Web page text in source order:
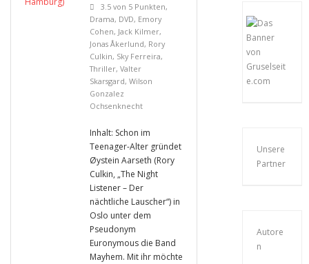
3.5 von 5 Punkten,
Drama, DVD, Emory
Cohen, Jack Kilmer,
Jonas Åkerlund, Rory
Culkin, Sky Ferreira,
Thriller, Valter
Skarsgard, Wilson
Gonzalez
Ochsenknecht
Inhalt: Schon im
Teenager-Alter gründet
Øystein Aarseth (Rory
Culkin, „The Night
Listener – Der
nächtliche Lauscher“) in
Oslo unter dem
Pseudonym
Euronymous die Band
Mayhem. Mit ihr möchte
Unsere
Partner
Autore
n